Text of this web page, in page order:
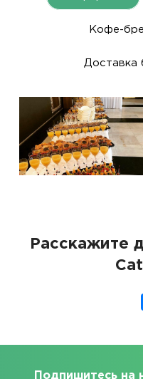
Кофе-
Доставка
Расскажите
Подпишитесь на